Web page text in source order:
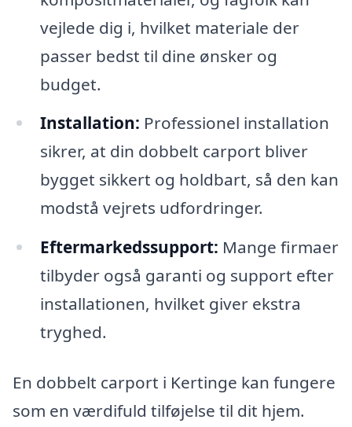
vejlede dig i, hvilket materiale der
passer bedst til dine ønsker og
budget.
Installation: Professionel installation
sikrer, at din dobbelt carport bliver
bygget sikkert og holdbart, så den kan
modstå vejrets udfordringer.
Eftermarkedssupport: Mange firmaer
tilbyder også garanti og support efter
installationen, hvilket giver ekstra
tryghed.
En dobbelt carport i Kertinge kan fungere
som en værdifuld tilføjelse til dit hjem.